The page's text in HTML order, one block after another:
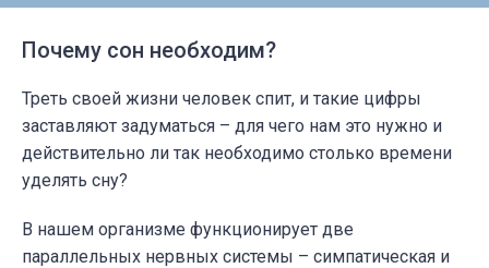
Почему сон необходим?
Треть своей жизни человек спит, и такие цифры
заставляют задуматься – для чего нам это нужно и
действительно ли так необходимо столько времени
уделять сну?
В нашем организме функционирует две
параллельных нервных системы – симпатическая и